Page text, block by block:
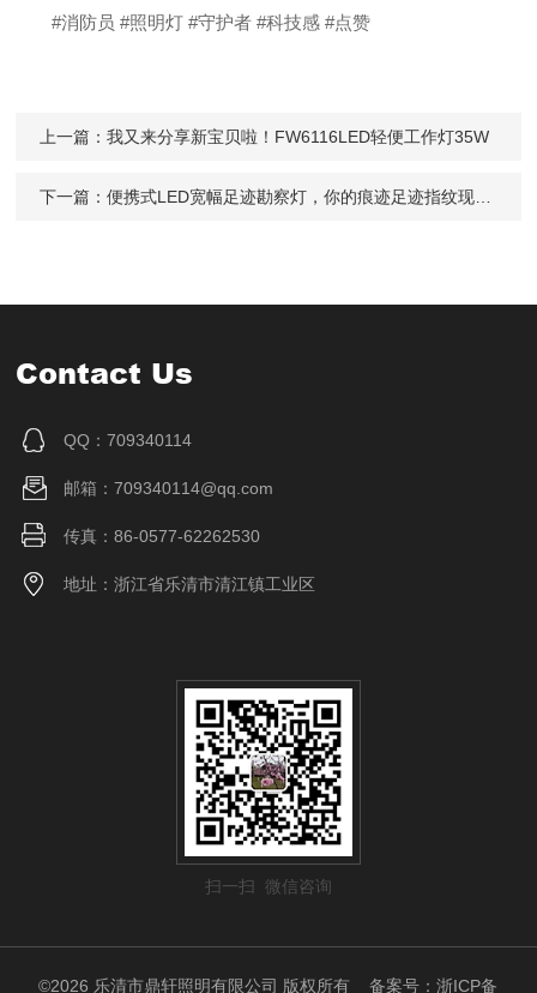
#消防员 #照明灯 #守护者 #科技感 #点赞
上一篇：我又来分享新宝贝啦！FW6116LED轻便工作灯35W
下一篇：便携式LED宽幅足迹勘察灯，你的痕迹足迹指纹现场拍档！
Contact Us
QQ：709340114
邮箱：709340114@qq.com
传真：86-0577-62262530
地址：浙江省乐清市清江镇工业区
扫一扫 微信咨询
©2026 乐清市鼎轩照明有限公司 版权所有备案号：浙ICP备